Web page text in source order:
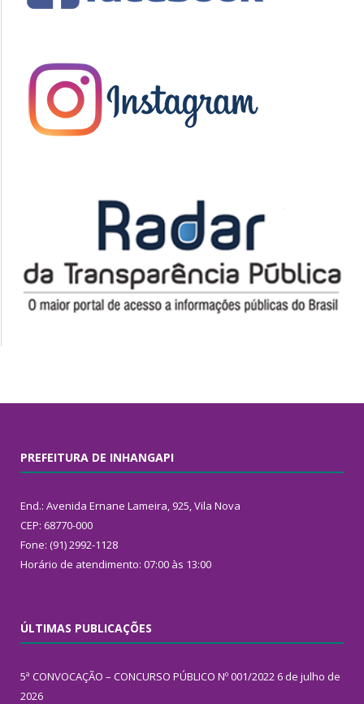
PREFEITURA DE INHANGAPI
End.: Avenida Ernane Lameira, 925, Vila Nova
CEP: 68770-000
Fone: (91) 2992-1128
Horário de atendimento: 07:00 às 13:00
ÚLTIMAS PUBLICAÇÕES
5ª CONVOCAÇÃO – CONCURSO PÚBLICO Nº 001/2022 6 de julho de
2026